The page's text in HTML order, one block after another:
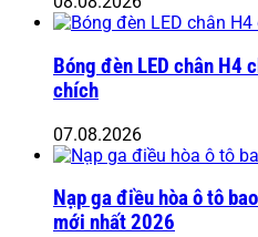
Bóng đèn LED chân H4
chích
07.08.2026
Nạp ga điều hòa ô tô
mới nhất 2026